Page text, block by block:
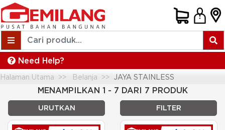
Need Help?
Halaman Utama Belanja JAYA STAINLESS
MENAMPILKAN 1 - 7 DARI 7 PRODUK
URUTKAN FILTER